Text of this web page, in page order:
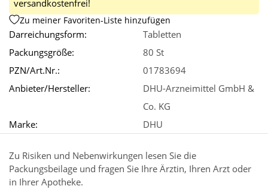
versandkostenfrei!
Zu meiner Favoriten-Liste hinzufügen
Darreichungsform:
Tabletten
Packungsgröße:
80 St
PZN/Art.Nr.:
01783694
Anbieter/Hersteller:
DHU-Arzneimittel GmbH &
Co. KG
Marke:
DHU
Zu Risiken und Nebenwirkungen lesen Sie die
Packungsbeilage und fragen Sie Ihre Ärztin, Ihren Arzt oder
in Ihrer Apotheke.